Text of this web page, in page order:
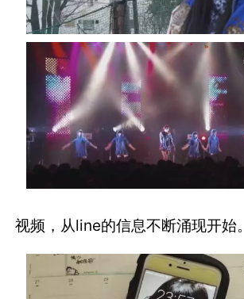
视频，从line的信息不断涌现开始。